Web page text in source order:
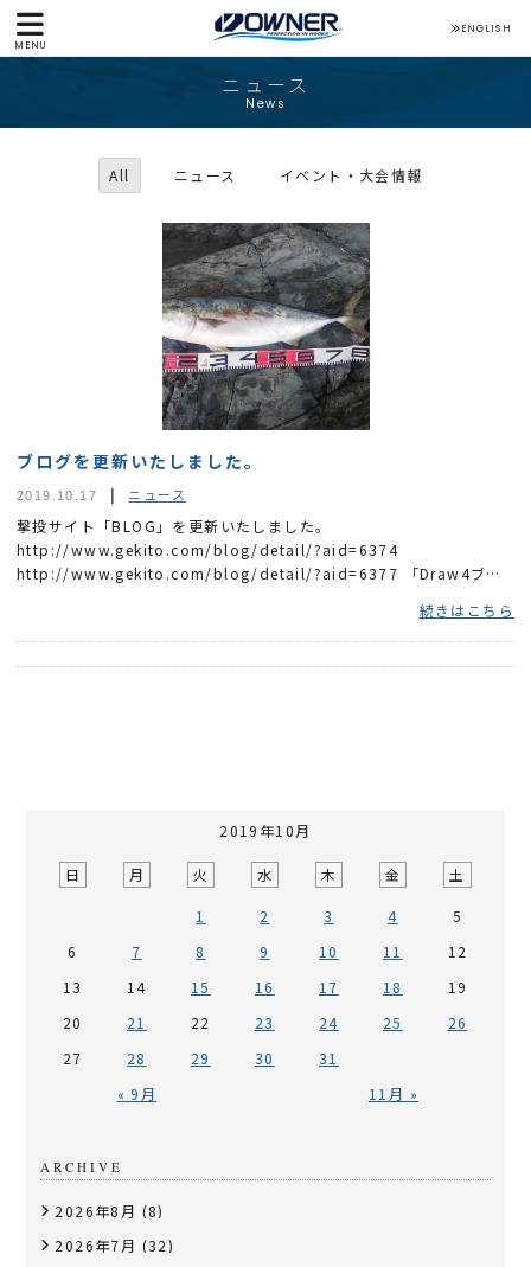
MENU
ENGLISH
ニュース
News
All ニュース イベント・大会情報
ブログを更新いたしました。
2019.10.17 ニュース
撃投サイト「BLOG」を更新いたしました。
http://www.gekito.com/blog/detail/?aid=6374
http://www.gekito.com/blog/detail/?aid=6377 「Draw4ブロ
続きはこちら
2019年10月
日 月 火 水 木 金 土
« 9月 11月 »
1 2 3 4
5
6
7 8 9 10 11
12
13
14 15 16 17 18
19
20
21 22 23 24 25
26
27
28 29 30 31
ARCHIVE
2026年8月 (8)
2026年7月 (32)